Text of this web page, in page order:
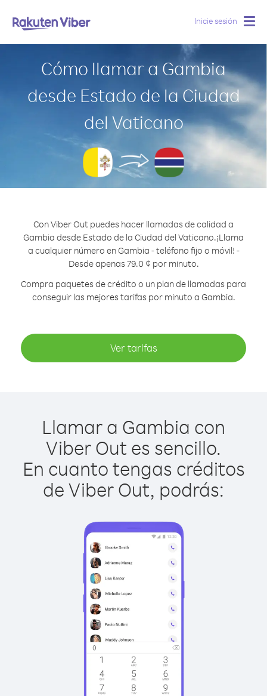
Inicie sesión
Cómo llamar a Gambia
desde Estado de la Ciudad
del Vaticano
Con Viber Out puedes hacer llamadas de calidad a
Gambia desde Estado de la Ciudad del Vaticano.¡Llama
a cualquier número en Gambia - teléfono fijo o móvil! -
Desde apenas 79.0 ¢ por minuto.
Compra paquetes de crédito o un plan de llamadas para
conseguir las mejores tarifas por minuto a Gambia.
Ver tarifas
Llamar a Gambia con
Viber Out es sencillo.
En cuanto tengas créditos
de Viber Out, podrás: